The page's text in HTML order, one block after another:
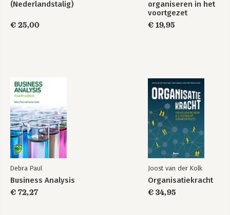
productieve
De factor mens in
projecten,
Bekijk alle boeken
(Nederlandstalig)
€ 25,00
organiseren in het
voortgezet
onderwijs
€ 19,95
Debra Paul
Business Analysis
€ 72,27
Joost van der Kolk
Organisatiekracht
€ 34,95